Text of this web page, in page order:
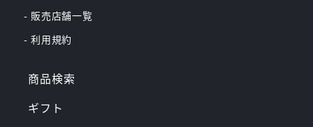
- 販売店舗一覧
- 利用規約
商品検索
ギフト